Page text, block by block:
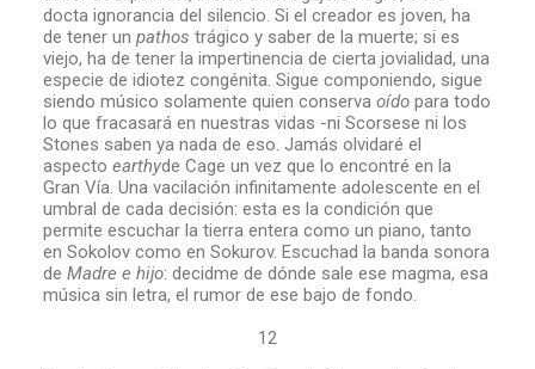
docta ignorancia del silencio. Si el creador es joven, ha
de tener un pathos trágico y saber de la muerte; si es
viejo, ha de tener la impertinencia de cierta jovialidad, una
especie de idiotez congénita. Sigue componiendo, sigue
siendo músico solamente quien conserva oído para todo
lo que fracasará en nuestras vidas -ni Scorsese ni los
Stones saben ya nada de eso. Jamás olvidaré el
aspecto earthyde Cage un vez que lo encontré en la
Gran Vía. Una vacilación infinitamente adolescente en el
umbral de cada decisión: esta es la condición que
permite escuchar la tierra entera como un piano, tanto
en Sokolov como en Sokurov. Escuchad la banda sonora
de Madre e hijo: decidme de dónde sale ese magma, esa
música sin letra, el rumor de ese bajo de fondo.
12